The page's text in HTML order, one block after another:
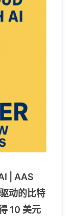
| AAS
动的比特
10 美元